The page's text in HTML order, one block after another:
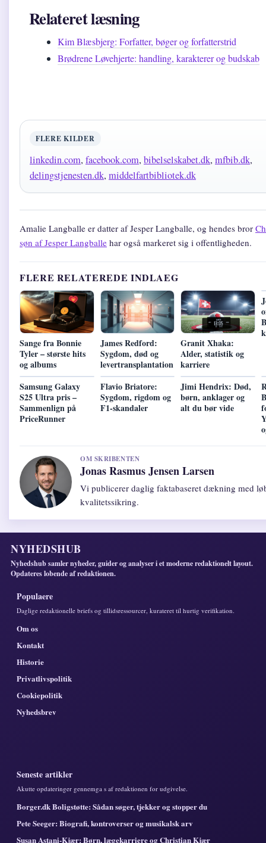
Relateret læsning
Kim Blæsbjerg: Forfatter, bøger og forfatterstrid
Brødrene Løvehjerte: handling, karakterer og budskab
FLERE KILDER
linkedin.com, facebook.com, bibelselskabet.dk, mfbib.dk,
delingstjenesten.dk, middelfartbibliotek.dk
Amalie Langballe er datter af Jesper Langballe, og hendes bror
søn af Jesper Langballe har også markeret sig i offentligheden.
FLERE RELATEREDE INDLAEG
Sange fra Bonnie
Tyler – største hits
og albums
James Redford:
Sygdom, død og
levertransplantation
Granit Xhaka:
Alder, statistik og
karriere
Samsung Galaxy
S25 Ultra pris –
Sammenlign på
PriceRunner
Flavio Briatore:
Sygdom, rigdom og
F1-skandaler
Jimi Hendrix: Død,
børn, anklager og
alt du bør vide
OM SKRIBENTEN
Jonas Rasmus Jensen Larsen
Vi publicerer daglig faktabaseret dækning med
kvalitetssikring.
NYHEDSHUB
Nyhedshub samler nyheder, guider og analyser i et moderne redaktionelt layout.
Opdateres lobende af redaktionen.
Populaere
Daglige redaktionelle briefs og tillidsressourcer, kurateret til hurtig verifikation.
Om os
Kontakt
Historie
Privatlivspolitik
Cookiepolitik
Nyhedsbrev
Seneste artikler
Akutte opdateringer gennemga s af redaktionen for udgivelse.
Borger.dk Boligstøtte: Sådan søger, tjekker og stopper du
Pete Seeger: Biografi, kontroverser og musikalsk arv
Susan Astani-Kjær: Børn, lægekarriere og Christian Kjær